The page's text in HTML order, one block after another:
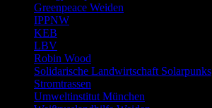
Greenpeace Weiden
IPPNW
KEB
LBV
Robin Wood
Solidarische Landwirtschaft Solarpunks
Stromtrassen
Umweltinstitut München